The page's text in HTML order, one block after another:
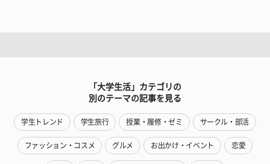
「大学生活」カテゴリの
別のテーマの記事を見る
学生トレンド 学生旅行 授業・履修・ゼミ サークル・部活
ファッション・コスメ グルメ お出かけ・イベント 恋愛